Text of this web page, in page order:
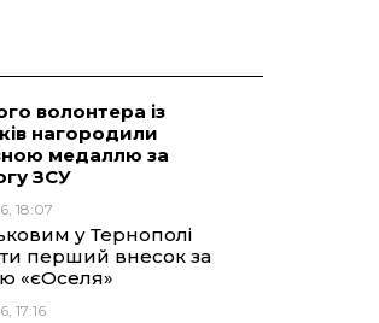
волонтера із
нагородили
медаллю за
ЗСУ
18:07
у Тернополі
перший внесок за
«єОселя»
17:16